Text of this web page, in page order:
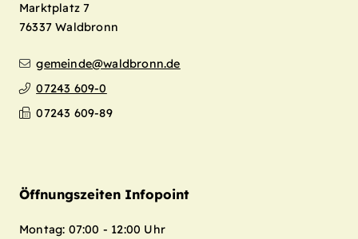
Marktplatz 7
76337 Waldbronn
gemeinde@waldbronn.de
07243 609-0
07243 609-89
Öffnungszeiten Infopoint
Montag: 07:00 - 12:00 Uhr